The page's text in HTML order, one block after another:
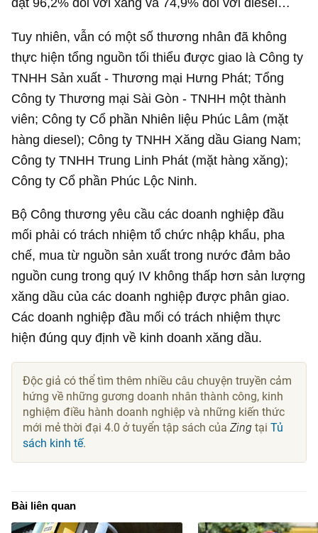
Tuy nhiên, vẫn có một số thương nhân đã không
thực hiện tổng nguồn tối thiểu được giao là Công ty
TNHH Sản xuất - Thương mại Hưng Phát; Tổng
Công ty Thương mại Sài Gòn - TNHH một thành
viên; Công ty Cổ phần Nhiên liệu Phúc Lâm (mặt
hàng diesel); Công ty TNHH Xăng dầu Giang Nam;
Công ty TNHH Trung Linh Phát (mặt hàng xăng);
Công ty Cổ phần Phúc Lộc Ninh.
Bộ Công thương yêu cầu các doanh nghiệp đầu
mối phải có trách nhiệm tổ chức nhập khẩu, pha
chế, mua từ nguồn sản xuất trong nước đảm bảo
nguồn cung trong quý IV không thấp hơn sản lượng
xăng dầu của các doanh nghiệp được phân giao.
Các doanh nghiệp đầu mối có trách nhiệm thực
hiện đúng quy định về kinh doanh xăng dầu.
Độc giả có thể tìm thêm nhiều câu chuyện truyền cảm
hứng về những gương doanh nhân thành công, kinh
nghiệm điều hành doanh nghiệp và những kiến thức
mới mẻ thời đại 4.0 ở tuyển tập sách củaZingtạiTủ
sách kinh tế.
Bài liên quan